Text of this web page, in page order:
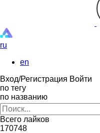
ru
en
Вход/Регистрация Войти
по тегу
по названию
Всего лайков
170748